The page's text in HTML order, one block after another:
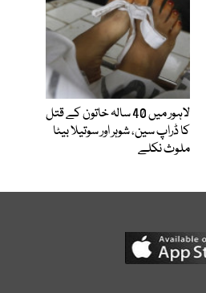
لاہور میں 40 سالہ خاتون کے قتل
کا ڈراپ سین، شوہر اور سوتیلا بیٹا
ملوث نکلے